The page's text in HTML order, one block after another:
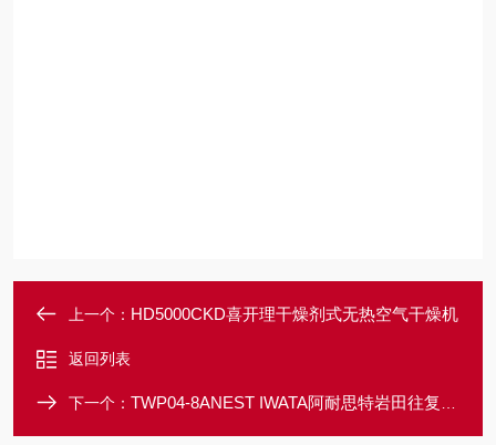
上一个： HD5000CKD喜开理干燥剂式无热空气干燥机
返回列表
下一个： TWP04-8ANEST IWATA阿耐思特岩田往复式压缩机